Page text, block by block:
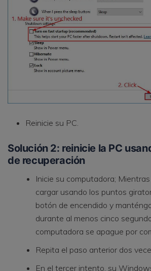
Reinicie su PC.
Solución 2: reinicie la PC
de recuperación
Inicie su computadora;
cargar usando los puntos
botón de encendido y
durante al menos cinco
computadora se apague por
Repita el paso anterior dos
En el tercer intento, su